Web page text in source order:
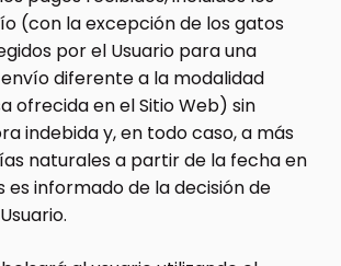
(con la excepción de los gatos
por el Usuario para una
diferente a la modalidad
ofrecida en el Sitio Web) sin
indebida y, en todo caso, a más
naturales a partir de la fecha en
es informado de la decisión de